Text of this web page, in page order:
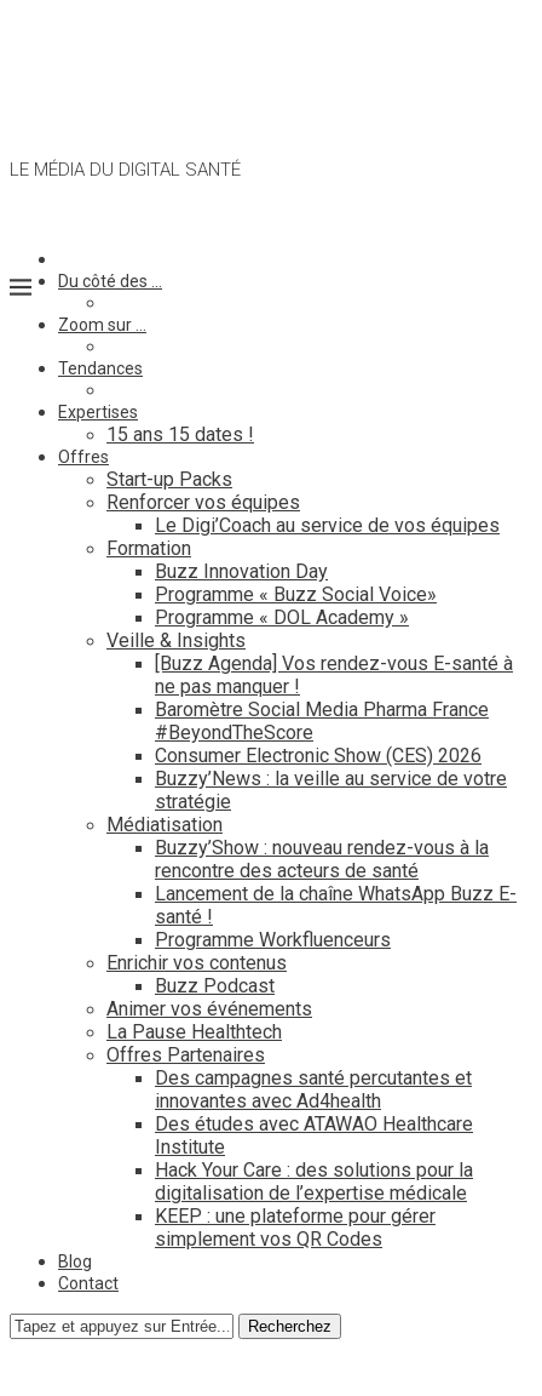
LE MÉDIA DU DIGITAL SANTÉ
Du côté des …
Zoom sur …
Tendances
Expertises
15 ans 15 dates !
Offres
Start-up Packs
Renforcer vos équipes
Le Digi’Coach au service de vos équipes
Formation
Buzz Innovation Day
Programme « Buzz Social Voice»
Programme « DOL Academy »
Veille & Insights
[Buzz Agenda] Vos rendez-vous E-santé à
ne pas manquer !
Baromètre Social Media Pharma France
#BeyondTheScore
Consumer Electronic Show (CES) 2026
Buzzy’News : la veille au service de votre
stratégie
Médiatisation
Buzzy’Show : nouveau rendez-vous à la
rencontre des acteurs de santé
Lancement de la chaîne WhatsApp Buzz E-
santé !
Programme Workfluenceurs
Enrichir vos contenus
Buzz Podcast
Animer vos événements
La Pause Healthtech
Offres Partenaires
Des campagnes santé percutantes et
innovantes avec Ad4health
Des études avec ATAWAO Healthcare
Institute
Hack Your Care : des solutions pour la
digitalisation de l’expertise médicale
KEEP : une plateforme pour gérer
simplement vos QR Codes
Blog
Contact
Recherchez